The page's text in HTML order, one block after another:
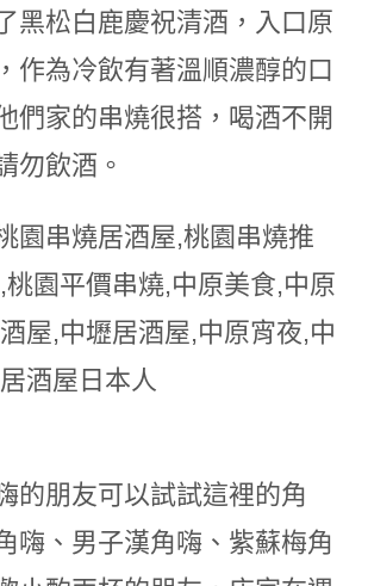
黑松白鹿慶祝清酒，入口原
作為冷飲有著溫順濃醇的口
們家的串燒很搭，喝酒不開
勿飲酒。
的朋友可以試試這裡的角
嗨、男子漢角嗨、紫蘇梅角